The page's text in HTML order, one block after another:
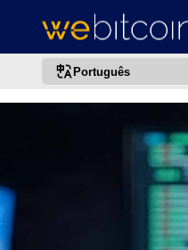
Português